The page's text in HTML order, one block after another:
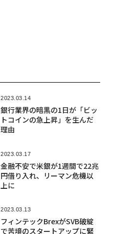
2023.03.14
銀行業界の暗黒の1日が「ビッ
トコインの急上昇」を生んだ
理由
2023.03.17
金融不安で米銀が1週間で22兆
円借り入れ、リーマン危機以
上に
2023.03.13
フィンテックBrexがSVB破綻
で苦境のスタートアップに緊